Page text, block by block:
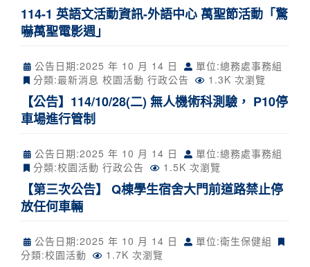
114-1 英語文活動資訊-外語中心 萬聖節活動「驚
嚇萬聖電影週」
公告日期:2025 年 10 月 14 日
單位:總務處事務組
分類:最新消息 校園活動 行政公告 1.3K 次瀏覽
【公告】114/10/28(二) 無人機術科測驗， P10停
車場進行管制
公告日期:2025 年 10 月 14 日
單位:總務處事務組
分類:校園活動 行政公告 1.5K 次瀏覽
【第三次公告】 Q棟學生宿舍大門前道路禁止停
放任何車輛
公告日期:2025 年 10 月 14 日
單位:衛生保健組
分類:校園活動 1.7K 次瀏覽